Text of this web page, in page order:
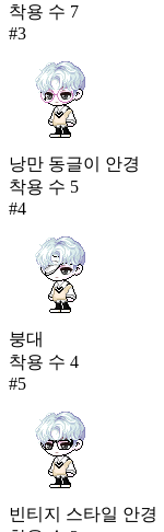
착용 수 7
#3
낭만 동글이 안경
착용 수 5
#4
붕대
착용 수 4
#5
빈티지 스타일 안경